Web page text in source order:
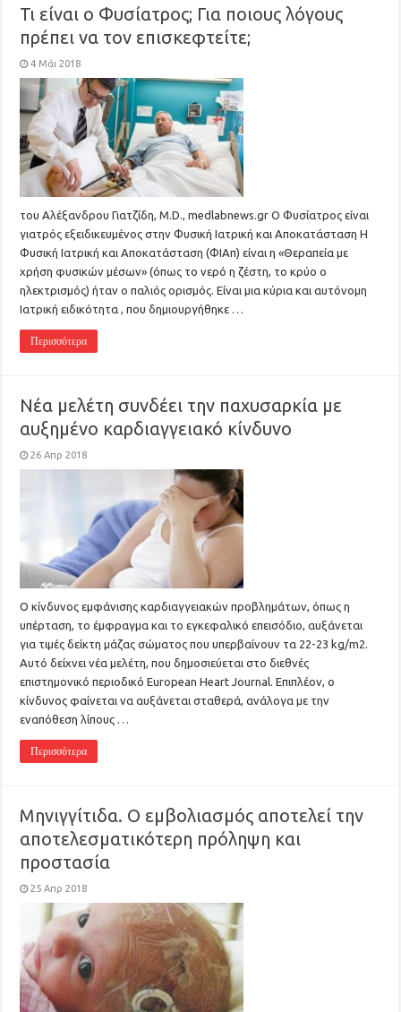
Τι είναι ο Φυσίατρος; Για ποιους λόγους
πρέπει να τον επισκεφτείτε;
4 Μάι 2018
του Αλέξανδρου Γιατζίδη, M.D., medlabnews.gr Ο Φυσίατρος είναι
γιατρός εξειδικευμένος στην Φυσική Ιατρική και Αποκατάσταση Η
Φυσική Ιατρική και Αποκατάσταση (ΦΙΑπ) είναι η «Θεραπεία με
χρήση φυσικών μέσων» (όπως το νερό η ζέστη, το κρύο ο
ηλεκτρισμός) ήταν ο παλιός ορισμός. Είναι μια κύρια και αυτόνομη
Ιατρική ειδικότητα , που δημιουργήθηκε …
Περισσότερα
Νέα μελέτη συνδέει την παχυσαρκία με
αυξημένο καρδιαγγειακό κίνδυνο
26 Απρ 2018
Ο κίνδυνος εμφάνισης καρδιαγγειακών προβλημάτων, όπως η
υπέρταση, το έμφραγμα και το εγκεφαλικό επεισόδιο, αυξάνεται
για τιμές δείκτη μάζας σώματος που υπερβαίνουν τα 22-23 kg/m2.
Αυτό δείχνει νέα μελέτη, που δημοσιεύεται στο διεθνές
επιστημονικό περιοδικό European Heart Journal. Επιπλέον, ο
κίνδυνος φαίνεται να αυξάνεται σταθερά, ανάλογα με την
εναπόθεση λίπους …
Περισσότερα
Μηνιγγίτιδα. Ο εμβολιασμός αποτελεί την
αποτελεσματικότερη πρόληψη και
προστασία
25 Απρ 2018